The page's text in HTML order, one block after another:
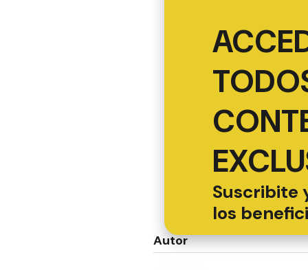
Suscribite
los
Autor